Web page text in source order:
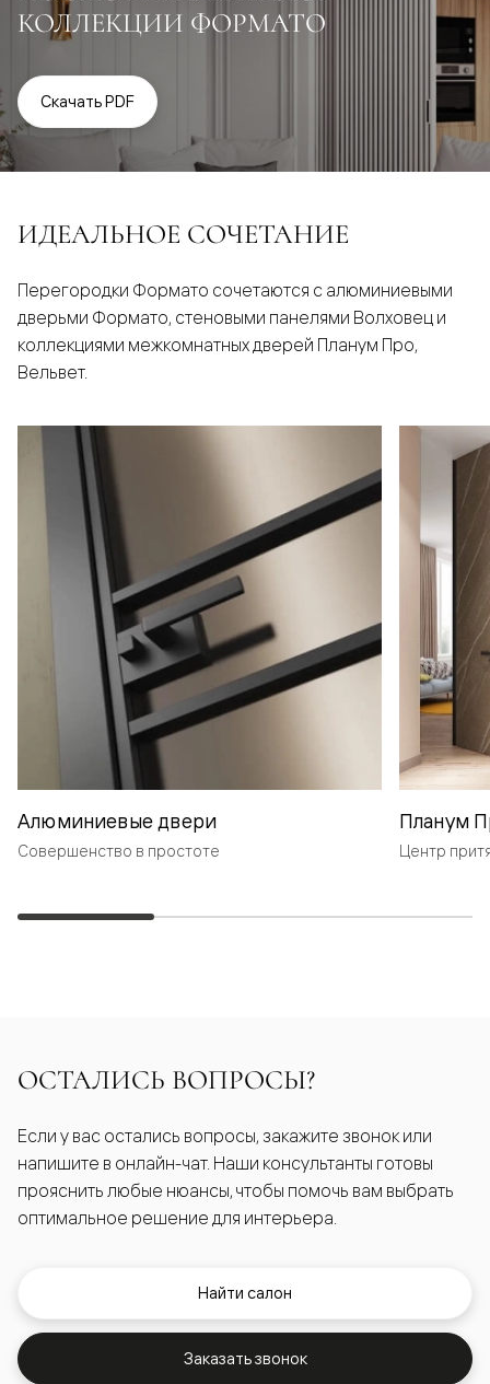
КОЛЛЕКЦИИ ФОРМАТО
Скачать PDF
ИДЕАЛЬНОЕ СОЧЕТАНИЕ
Перегородки Формато сочетаются с алюминиевыми
дверьми Формато, стеновыми панелями Волховец и
коллекциями межкомнатных дверей Планум Про,
Вельвет.
Алюминиевые двери
Совершенство в простоте
Планум
Центр
ОСТАЛИСЬ ВОПРОСЫ?
Если у вас остались вопросы, закажите звонок или
напишите в онлайн-чат. Наши консультанты готовы
прояснить любые нюансы, чтобы помочь вам выбрать
оптимальное решение для интерьера.
Найти салон
Заказать звонок